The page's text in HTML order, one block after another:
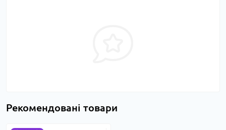
Рекомендовані товари